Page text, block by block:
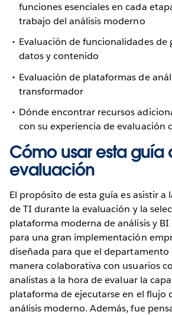
funciones esenciales en cada
trabajo del análisis moderno
Evaluación de funcionalidades de
datos y contenido
Evaluación de plataformas de
transformador
Dónde encontrar recursos
con su experiencia de evaluación
Cómo usar esta guía
evaluación
El propósito de esta guía es asistir a
de TI durante la evaluación y la
plataforma moderna de análisis y
para una gran implementación
diseñada para que el departamento
manera colaborativa con usuarios
analistas a la hora de evaluar la
plataforma de ejecutarse en el flujo
análisis moderno. Además, fue